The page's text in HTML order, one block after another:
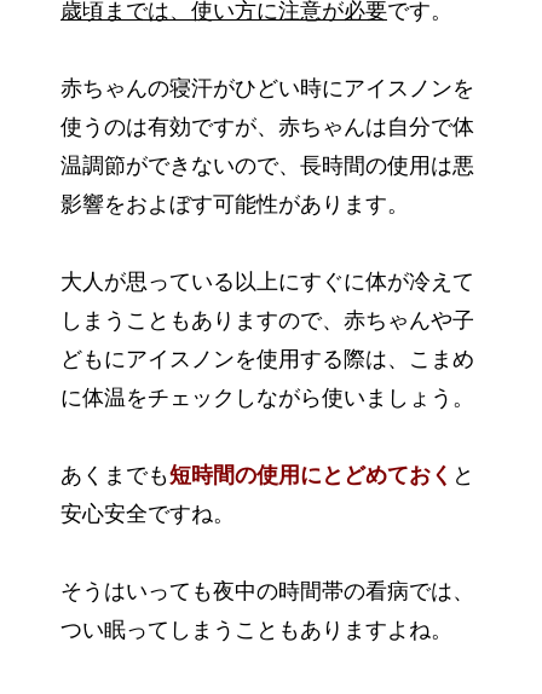
歳頃までは、使い方に注意が必要です。
赤ちゃんの寝汗がひどい時にアイスノンを
使うのは有効ですが、赤ちゃんは自分で体
温調節ができないので、長時間の使用は悪
影響をおよぼす可能性があります。
大人が思っている以上にすぐに体が冷えて
しまうこともありますので、赤ちゃんや子
どもにアイスノンを使用する際は、こまめ
に体温をチェックしながら使いましょう。
あくまでも短時間の使用にとどめておく と
安心安全ですね。
そうはいっても夜中の時間帯の看病では、
つい眠ってしまうこともありますよね。